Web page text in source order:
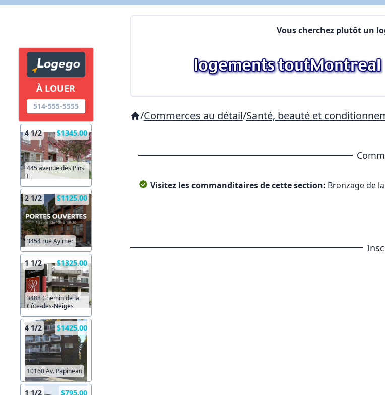
À LOUER
514-555-5555
4 1/2 $1345.00
445 avenue des Pins
E
2 1/2 $1125.00
3454 rue Aylmer
1 1/2 $1325.00
3488 Chemin de la
Côte-des-Neiges
4 1/2 $1425.00
10160 Av. Papineau
1 1/2 $795.00
Vous cherchez plutôt un
/Commerces au détail/Santé, beauté et
Visitez les commanditaires de cette section: Bronzage de
X